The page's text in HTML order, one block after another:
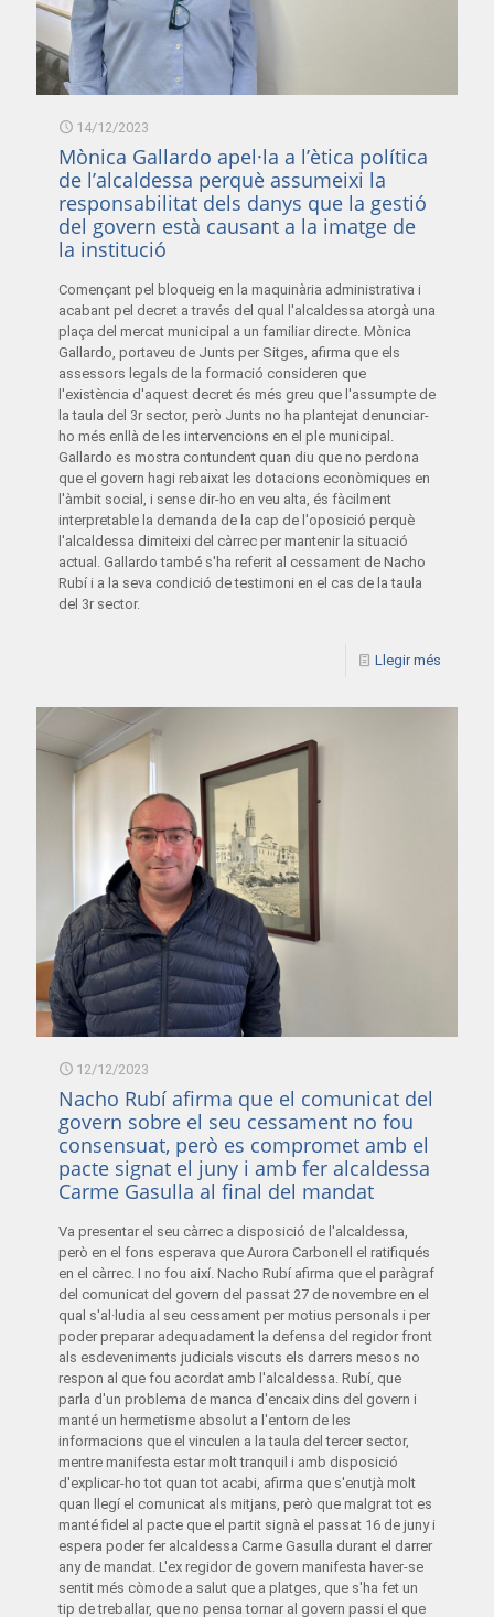
14/12/2023
Mònica Gallardo apel·la a l’ètica política
de l’alcaldessa perquè assumeixi la
responsabilitat dels danys que la gestió
del govern està causant a la imatge de
la institució
Començant pel bloqueig en la maquinària administrativa i
acabant pel decret a través del qual l'alcaldessa atorgà una
plaça del mercat municipal a un familiar directe. Mònica
Gallardo, portaveu de Junts per Sitges, afirma que els
assessors legals de la formació consideren que
l'existència d'aquest decret és més greu que l'assumpte de
la taula del 3r sector, però Junts no ha plantejat denunciar-
ho més enllà de les intervencions en el ple municipal.
Gallardo es mostra contundent quan diu que no perdona
que el govern hagi rebaixat les dotacions econòmiques en
l'àmbit social, i sense dir-ho en veu alta, és fàcilment
interpretable la demanda de la cap de l'oposició perquè
l'alcaldessa dimiteixi del càrrec per mantenir la situació
actual. Gallardo també s'ha referit al cessament de Nacho
Rubí i a la seva condició de testimoni en el cas de la taula
del 3r sector.
Llegir més
12/12/2023
Nacho Rubí afirma que el comunicat del
govern sobre el seu cessament no fou
consensuat, però es compromet amb el
pacte signat el juny i amb fer alcaldessa
Carme Gasulla al final del mandat
Va presentar el seu càrrec a disposició de l'alcaldessa,
però en el fons esperava que Aurora Carbonell el ratifiqués
en el càrrec. I no fou així. Nacho Rubí afirma que el paràgraf
del comunicat del govern del passat 27 de novembre en el
qual s'al·ludia al seu cessament per motius personals i per
poder preparar adequadament la defensa del regidor front
als esdeveniments judicials viscuts els darrers mesos no
respon al que fou acordat amb l'alcaldessa. Rubí, que
parla d'un problema de manca d'encaix dins del govern i
manté un hermetisme absolut a l'entorn de les
informacions que el vinculen a la taula del tercer sector,
mentre manifesta estar molt tranquil i amb disposició
d'explicar-ho tot quan tot acabi, afirma que s'enutjà molt
quan llegí el comunicat als mitjans, però que malgrat tot es
manté fidel al pacte que el partit signà el passat 16 de juny i
espera poder fer alcaldessa Carme Gasulla durant el darrer
any de mandat. L'ex regidor de govern manifesta haver-se
sentit més còmode a salut que a platges, que s'ha fet un
tip de treballar, que no pensa tornar al govern passi el que